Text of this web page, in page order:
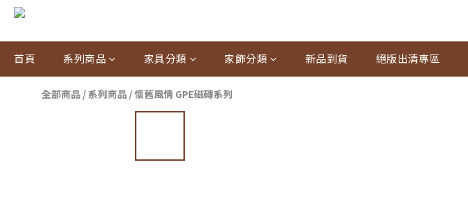
首頁 系列商品 家具分類 家飾分類 新品到貨 絕版出清專區
全部商品 / 系列商品 /懷舊風情 GPE磁磚系列